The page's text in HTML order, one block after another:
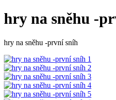
hry na sněhu -
hry na sněhu -první sníh